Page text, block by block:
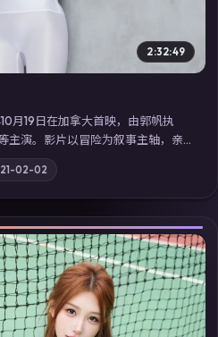
2:32:49
月19日在加拿大首映，由郭帆执
主演。影片以冒险为叙事主轴，亲
做出抉择；摄影与配乐强化地域气
看高清电视剧在线看」延展检索
线追剧体验。
02-02